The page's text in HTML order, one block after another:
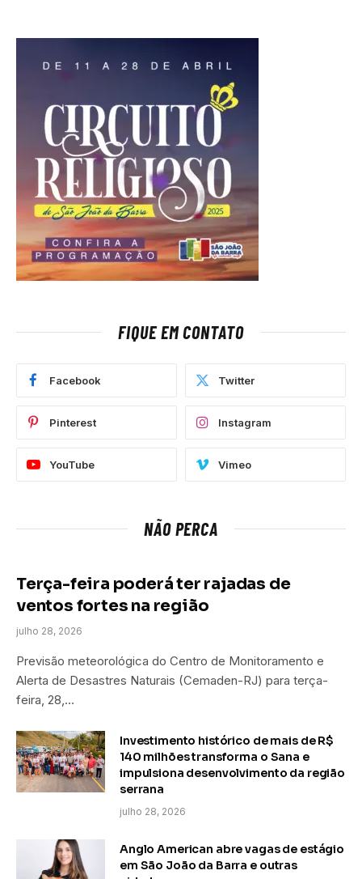
FIQUE EM CONTATO
Facebook Twitter
Pinterest Instagram
YouTube Vimeo
NÃO PERCA
Terça-feira poderá ter rajadas de
ventos fortes na região
julho 28, 2026
Previsão meteorológica do Centro de Monitoramento e
Alerta de Desastres Naturais (Cemaden-RJ) para terça-
feira, 28,…
Investimento histórico de mais de R$
140 milhões transforma o Sana e
impulsiona desenvolvimento da região
serrana
julho 28, 2026
Anglo American abre vagas de estágio
em São João da Barra e outras